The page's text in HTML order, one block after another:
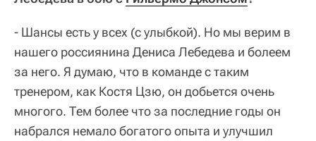
- Шансы есть у всех (с улыбкой). Но мы верим в
нашего россиянина Дениса Лебедева и болеем
за него. Я думаю, что в команде с таким
тренером, как Костя Цзю, он добьется очень
многого. Тем более что за последние годы он
набрался немало богатого опыта и улучшил